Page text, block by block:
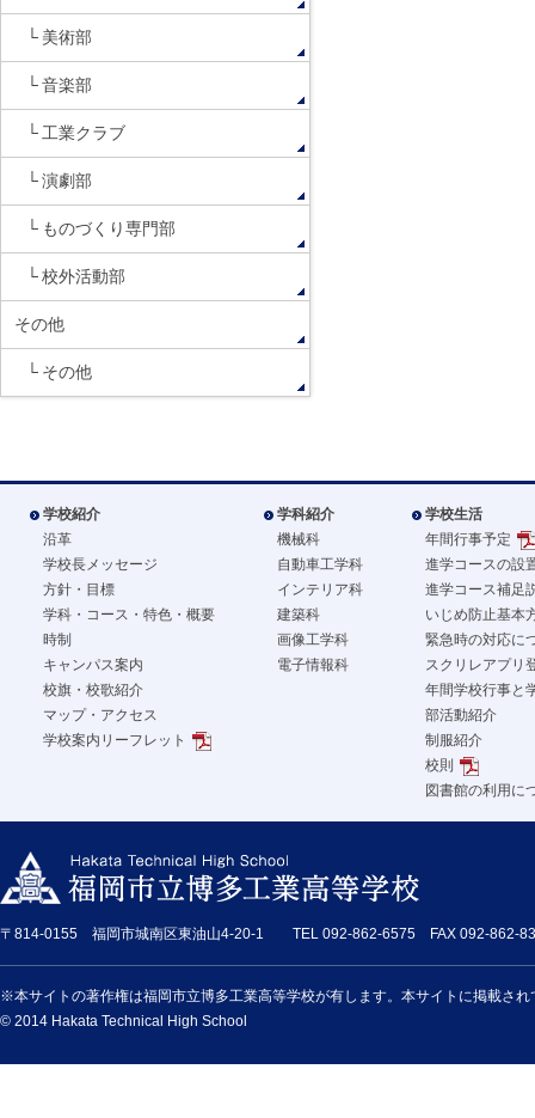
美術部
音楽部
工業クラブ
演劇部
ものづくり専門部
校外活動部
その他
その他
学校紹介
沿革
学校長メッセージ
方針・目標
学科・コース・特色・概要
時制
キャンパス案内
校旗・校歌紹介
マップ・アクセス
学校案内リーフレット
学科紹介
機械科
自動車工学科
インテリア科
建築科
画像工学科
電子情報科
学校生活
年間行事予定
進学コースの設
進学コース補足
いじめ防止基本
緊急時の対応に
スクリレアプリ
年間学校行事と
部活動紹介
制服紹介
校則
図書館の利用に
〒814-0155 福岡市城南区東油山4-20-1 TEL 092-862-6575 FAX 092-862-
※本サイトの著作権は福岡市立博多工業高等学校が有します。本サイトに掲載さ
© 2014 Hakata Technical High School